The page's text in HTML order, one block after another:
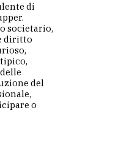
di
societario,
diritto
del
o